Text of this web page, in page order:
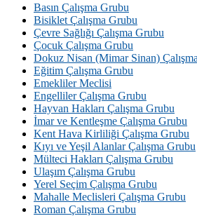
Basın Çalışma Grubu
Bisiklet Çalışma Grubu
Çevre Sağlığı Çalışma Grubu
Çocuk Çalışma Grubu
Dokuz Nisan (Mimar Sinan)
Eğitim Çalışma Grubu
Emekliler Meclisi
Engelliler Çalışma Grubu
Hayvan Hakları Çalışma Grubu
İmar ve Kentleşme Çalışma Grubu
Kent Hava Kirliliği Çalışma Grubu
Kıyı ve Yeşil Alanlar Çalışma Grubu
Mülteci Hakları Çalışma Grubu
Ulaşım Çalışma Grubu
Yerel Seçim Çalışma Grubu
Mahalle Meclisleri Çalışma Grubu
Roman Çalışma Grubu